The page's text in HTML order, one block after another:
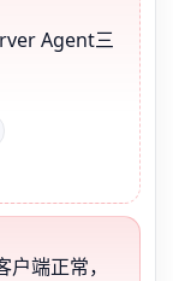
Agent三
端正常，